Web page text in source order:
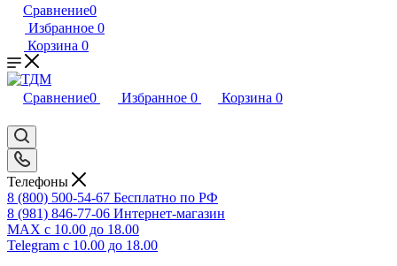
Сравнение0
Избранное 0
Корзина 0
Сравнение0 Избранное 0 Корзина 0
Телефоны
8 (800) 500-54-67 Бесплатно по РФ
8 (981) 846-77-06 Интернет-магазин
MAX с 10.00 до 18.00
Telegram с 10.00 до 18.00